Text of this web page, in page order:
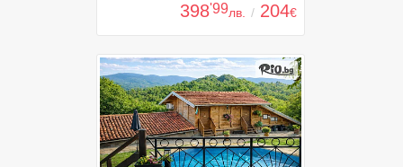
398'99лв. / 204€